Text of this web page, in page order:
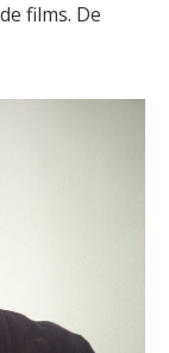
films. De